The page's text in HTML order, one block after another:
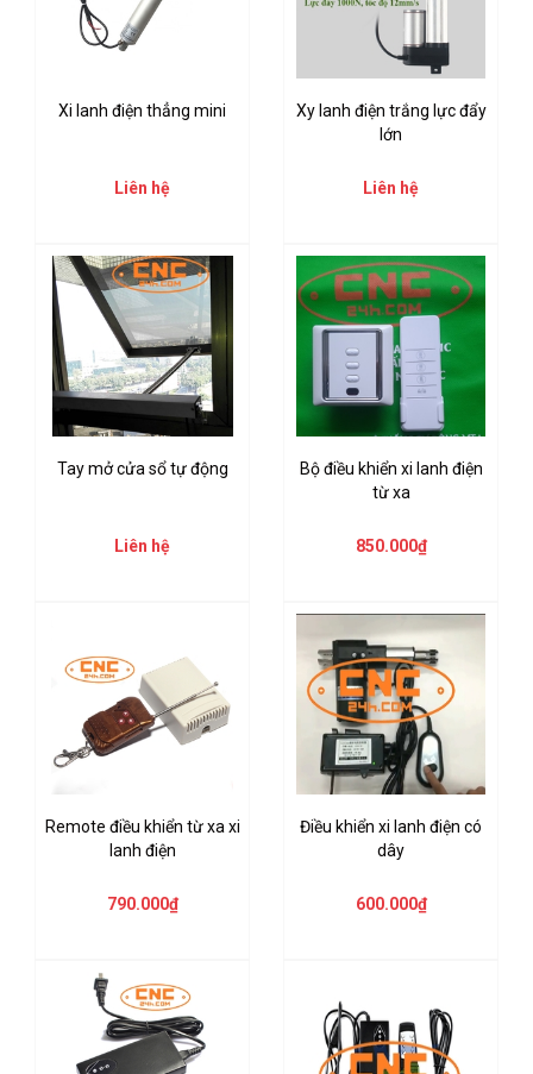
Xi lanh điện thẳng mini
Liên hệ
Xy lanh điện trắng lực đẩy
lớn
Liên hệ
Tay mở cửa sổ tự động
Liên hệ
Bộ điều khiển xi lanh điện
từ xa
850.000₫
Remote điều khiển từ xa xi
lanh điện
790.000₫
Điều khiển xi lanh điện có
dây
600.000₫